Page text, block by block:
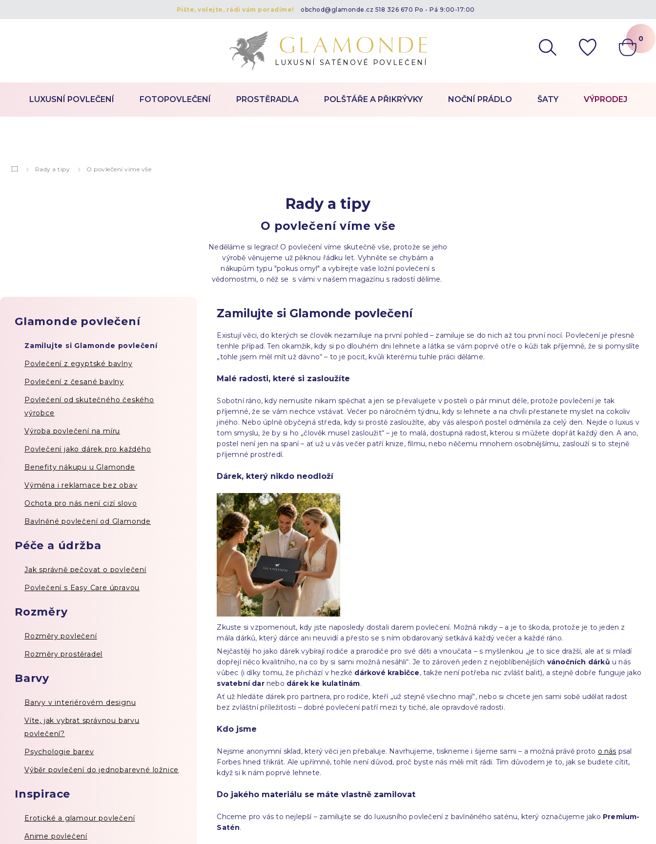
Pište, volejte, rádi vám poradíme! obchod@glamonde.cz 518 326 670 Po - Pá 9:00-17:00
LUXUSNÍ SATÉNOVÉ POVLEČENÍ
0
LUXUSNÍ POVLEČENÍ FOTOPOVLEČENÍ PROSTĚRADLA POLŠTÁŘE A PŘIKRÝVKY NOČNÍ PRÁDLO ŠATY VÝPRODEJ
Rady a tipy O povlečení víme vše
Rady a tipy
O povlečení víme vše
Neděláme si legraci! O povlečení víme skutečně vše, protože se jeho
výrobě věnujeme už pěknou řádku let. Vyhněte se chybám a
nákupům typu "pokus omyl" a vybírejte vaše ložní povlečení s
vědomostmi, o něž se s vámi v našem magazínu s radostí dělíme.
Zamilujte si Glamonde povlečení
Existují věci, do kterých se člověk nezamiluje na první pohled – zamiluje se do nich až tou první nocí. Povlečení je přesně
tenhle případ. Ten okamžik, kdy si po dlouhém dni lehnete a látka se vám poprvé otře o kůži tak příjemně, že si pomyslíte
„tohle jsem měl mít už dávno“ – to je pocit, kvůli kterému tuhle práci děláme.
Malé radosti, které si zasloužíte
Sobotní ráno, kdy nemusíte nikam spěchat a jen se převalujete v posteli o pár minut déle, protože povlečení je tak
příjemné, že se vám nechce vstávat. Večer po náročném týdnu, kdy si lehnete a na chvíli přestanete myslet na cokoliv
jiného. Nebo úplně obyčejná středa, kdy si prostě zasloužíte, aby vás alespoň postel odměnila za celý den. Nejde o luxus v
tom smyslu, že by si ho „člověk musel zasloužit“ – je to malá, dostupná radost, kterou si můžete dopřát každý den. A ano,
postel není jen na spaní – ať už u vás večer patří knize, filmu, nebo něčemu mnohem osobnějšímu, zaslouží si to stejně
příjemné prostředí.
Dárek, který nikdo neodloží
Zkuste si vzpomenout, kdy jste naposledy dostali darem povlečení. Možná nikdy – a je to škoda, protože je to jeden z
mála dárků, který dárce ani neuvidí a přesto se s ním obdarovaný setkává každý večer a každé ráno.
Nejčastěji ho jako dárek vybírají rodiče a prarodiče pro své děti a vnoučata – s myšlenkou „je to sice dražší, ale ať si mladí
dopřejí něco kvalitního, na co by si sami možná nesáhli“. Je to zároveň jeden z nejoblíbenějších vánočních dárků u nás
vůbec (i díky tomu, že přichází v hezké dárkové krabičce, takže není potřeba nic zvlášť balit), a stejně dobře funguje jako
svatební darnebo dárek ke kulatinám.
Ať už hledáte dárek pro partnera, pro rodiče, kteří „už stejně všechno mají“, nebo si chcete jen sami sobě udělat radost
bez zvláštní příležitosti – dobré povlečení patří mezi ty tiché, ale opravdové radosti.
Kdo jsme
Nejsme anonymní sklad, který věci jen přebaluje. Navrhujeme, tiskneme i šijeme sami – a možná právě proto o nás psal
Forbes hned třikrát. Ale upřímně, tohle není důvod, proč byste nás měli mít rádi. Tím důvodem je to, jak se budete cítit,
když si k nám poprvé lehnete.
Do jakého materiálu se máte vlastně zamilovat
Chceme pro vás to nejlepší – zamilujte se do luxusního povlečení z bavlněného saténu, který označujeme jako Premium-
Satén.
Glamonde povlečení
Zamilujte si Glamonde povlečení
Povlečení z egyptské bavlny
Povlečení z česané bavlny
Povlečení od skutečného českého
výrobce
Výroba povlečení na míru
Povlečení jako dárek pro každého
Benefity nákupu u Glamonde
Výměna i reklamace bez obav
Ochota pro nás není cizí slovo
Bavlněné povlečení od Glamonde
Péče a údržba
Jak správně pečovat o povlečení
Povlečení s Easy Care úpravou
Rozměry
Rozměry povlečení
Rozměry prostěradel
Barvy
Barvy v interiérovém designu
Víte, jak vybrat správnou barvu
povlečení?
Psychologie barev
Výběr povlečení do jednobarevné ložnice
Inspirace
Erotické a glamour povlečení
Anime povlečení